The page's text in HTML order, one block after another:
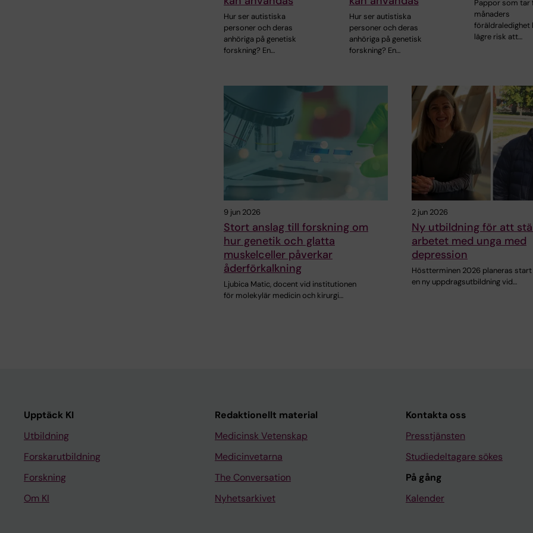
Hur ser autistiska
personer och deras
anhöriga på genetisk
forskning? En…
Hur ser autistiska
personer och deras
anhöriga på genetisk
forskning? En…
Pappor som tar
månaders
föräldraledighet
lägre risk att…
9 jun 2026
Stort anslag till forskning om
hur genetik och glatta
muskelceller påverkar
åderförkalkning
Ljubica Matic, docent vid institutionen
för molekylär medicin och kirurgi…
2 jun 2026
Ny utbildning för att
arbetet med unga med
depression
Höstterminen 2026 planeras
en ny uppdragsutbildning vid…
Upptäck KI
Utbildning
Forskarutbildning
Forskning
Om KI
Redaktionellt material
Medicinsk Vetenskap
Medicinvetarna
The Conversation
Nyhetsarkivet
Kontakta oss
Presstjänsten
Studiedeltagare sökes
På gång
Kalender